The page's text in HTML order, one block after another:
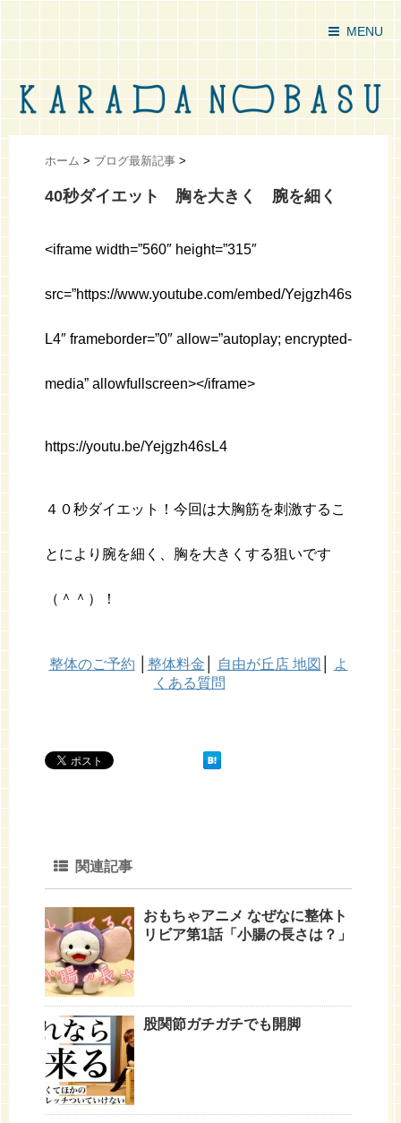
MENU
ホーム > ブログ最新記事 >
40秒ダイエット 胸を大きく 腕を細く
<iframe width=”560″ height=”315″
src=”https://www.youtube.com/embed/Yejgzh46s
L4″ frameborder=”0″ allow=”autoplay; encrypted-
media” allowfullscreen></iframe>
https://youtu.be/Yejgzh46sL4
４０秒ダイエット！今回は大胸筋を刺激するこ
とにより腕を細く、胸を大きくする狙いです
（＾＾）！
整体のご予約 整体料金 自由が丘店 地図
よ
くある質問
関連記事
おもちゃアニメ なぜなに整体ト
リビア第1話「小腸の長さは？」
股関節ガチガチでも開脚